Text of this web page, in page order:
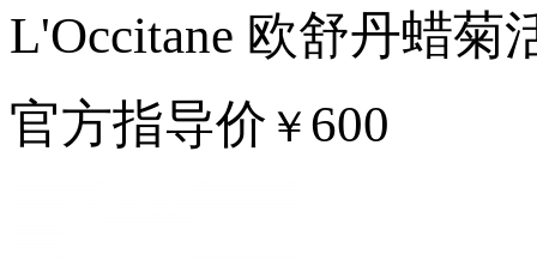
L'Occitane 欧舒丹蜡菊
官方指导价 ￥ 600